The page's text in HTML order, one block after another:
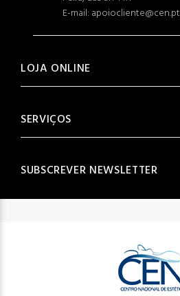
E-mail: apoiocliente@cen.pt
LOJA ONLINE
SERVIÇOS
SUBSCREVER NEWSLETTER